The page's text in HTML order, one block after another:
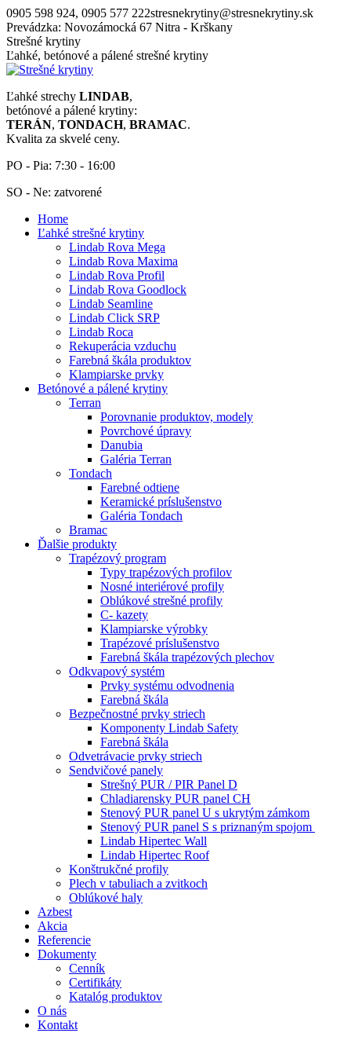
Skip
to
content
0905 598 924, 0905 577 222stresnekrytiny@stresnekrytiny.sk
Prevádzka: Novozámocká 67 Nitra - Krškany
Strešné krytiny
Ľahké, betónové a pálené strešné krytiny
Ľahké strechy LINDAB,
betónové a pálené krytiny:
TERÁN, TONDACH, BRAMAC.
Kvalita za skvelé ceny.
PO - Pia: 7:30 - 16:00
SO - Ne: zatvorené
Home
Ľahké strešné krytiny
Lindab Rova Mega
Lindab Rova Maxima
Lindab Rova Profil
Lindab Rova Goodlock
Lindab Seamline
Lindab Click SRP
Lindab Roca
Rekuperácia vzduchu
Farebná škála produktov
Klampiarske prvky
Betónové a pálené krytiny
Terran
Porovnanie produktov, modely
Povrchové úpravy
Danubia
Galéria Terran
Tondach
Farebné odtiene
Keramické príslušenstvo
Galéria Tondach
Bramac
Ďalšie produkty
Trapézový program
Typy trapézových profilov
Nosné interiérové profily
Oblúkové strešné profily
C- kazety
Klampiarske výrobky
Trapézové príslušenstvo
Farebná škála trapézových plechov
Odkvapový systém
Prvky systému odvodnenia
Farebná škála
Bezpečnostné prvky striech
Komponenty Lindab Safety
Farebná škála
Odvetrávacie prvky striech
Sendvičové panely
Strešný PUR / PIR Panel D
Chladiarensky PUR panel CH
Stenový PUR panel U s ukrytým zámkom
Stenový PUR panel S s priznaným spojom
Lindab Hipertec Wall
Lindab Hipertec Roof
Konštrukčné profily
Plech v tabuliach a zvitkoch
Oblúkové haly
Azbest
Akcia
Referencie
Dokumenty
Cenník
Certifikáty
Katalóg produktov
O nás
Kontakt